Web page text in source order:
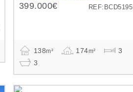
REF:BCD5195
399.000€
138m² 174m²
3
3